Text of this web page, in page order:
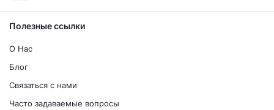
Полезные ссылки
О Нас
Блог
Связаться с нами
Часто задаваемые вопросы